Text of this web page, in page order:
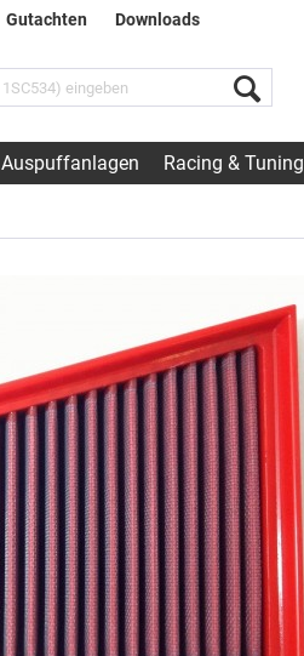
Gutachten Downloads
Auspuffanlagen Racing & Tuning